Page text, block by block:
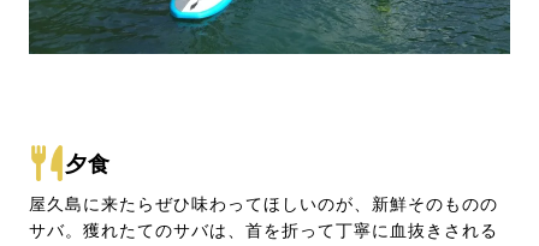
夕食
屋久島に来たらぜひ味わってほしいのが、新鮮そのものの
サバ。獲れたてのサバは、首を折って丁寧に血抜きされる